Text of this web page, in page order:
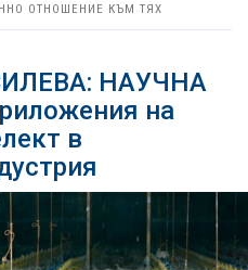
ОТНОШЕНИЕ КЪМ ТЯХ
НАУЧНА
на
в